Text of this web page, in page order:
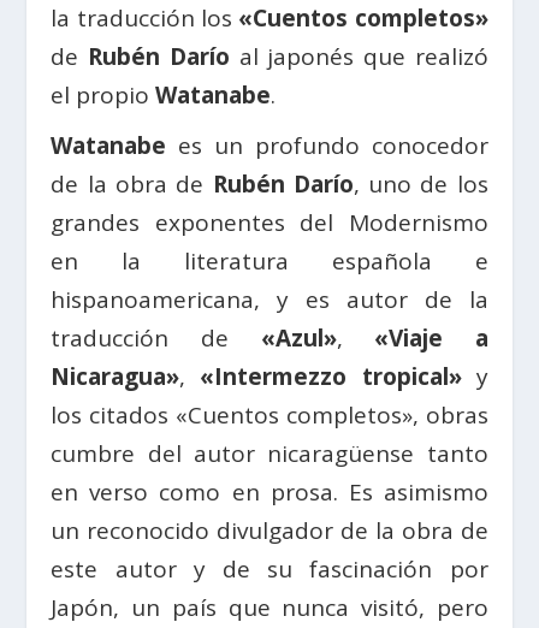
la traducción los «Cuentos completos»
de Rubén Darío al japonés que realizó
el propioWatanabe.
Watanabe es un profundo conocedor
de la obra de Rubén Darío, uno de los
grandes exponentes del Modernismo
en la literatura española e
hispanoamericana, y es autor de la
traducción de «Azul», «Viaje a
Nicaragua», «Intermezzo tropical»y
los citados «Cuentos completos», obras
cumbre del autor nicaragüense tanto
en verso como en prosa. Es asimismo
un reconocido divulgador de la obra de
este autor y de su fascinación por
Japón, un país que nunca visitó, pero